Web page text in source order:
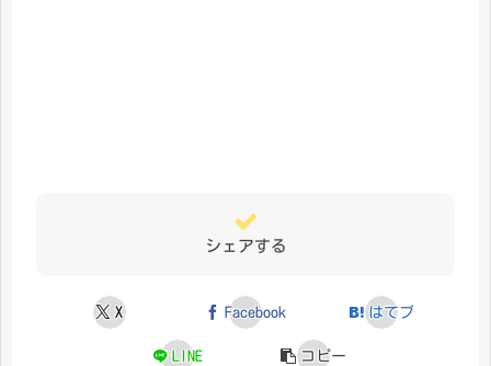
シェアする
X Facebook はてブ
LINE コピー